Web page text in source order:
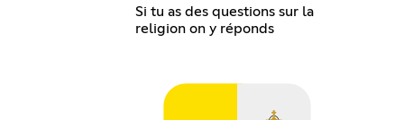
Si tu as des questions sur la
religion on y réponds